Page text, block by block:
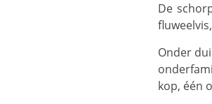
De schorpioenvissen zijn een grote superfamilie van giftige vissen, waaronder de koraalduivel, steenvis, wespvis en
Onder duikers verwijst het woord schorpioenvis meestal naar het geslacht Scorpaenopsis, en hier rekenen we ook de
kop, één